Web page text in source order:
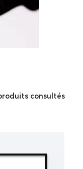
consultés